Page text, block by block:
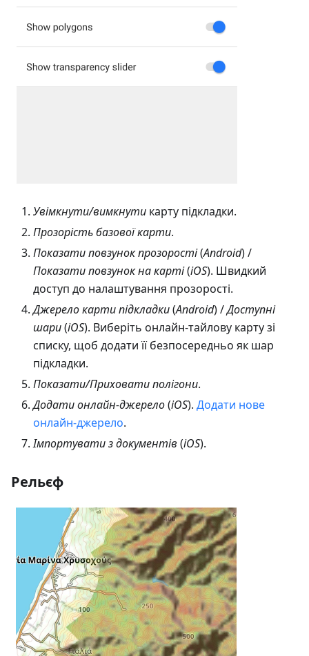
Увімкнути/вимкнути карту підкладки.
Прозорість базової карти.
Показати повзунок прозорості(Android) /
Показати повзунок на карті(iOS). Швидкий
доступ до налаштування прозорості.
Джерело карти підкладки(Android) /Доступні
шари(iOS). Виберіть онлайн-тайлову карту зі
списку, щоб додати її безпосередньо як шар
підкладки.
Показати/Приховати полігони.
Додати онлайн-джерело(iOS). Додати нове
онлайн-джерело.
Імпортувати з документів(iOS).
Рельєф